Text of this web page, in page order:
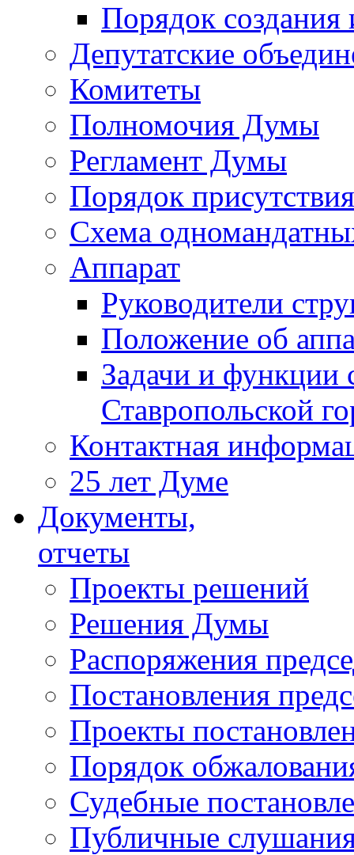
Порядок создания
Депутатские
Комитеты
Полномочия Думы
Регламент Думы
Порядок
Схема
Аппарат
Руководители
Положение об
Задачи и функции
Ставропольской
Контактная
25 лет Думе
Документы,
отчеты
Проекты решений
Решения Думы
Распоряжения
Постановления
Проекты
Порядок
Судебные
Публичные